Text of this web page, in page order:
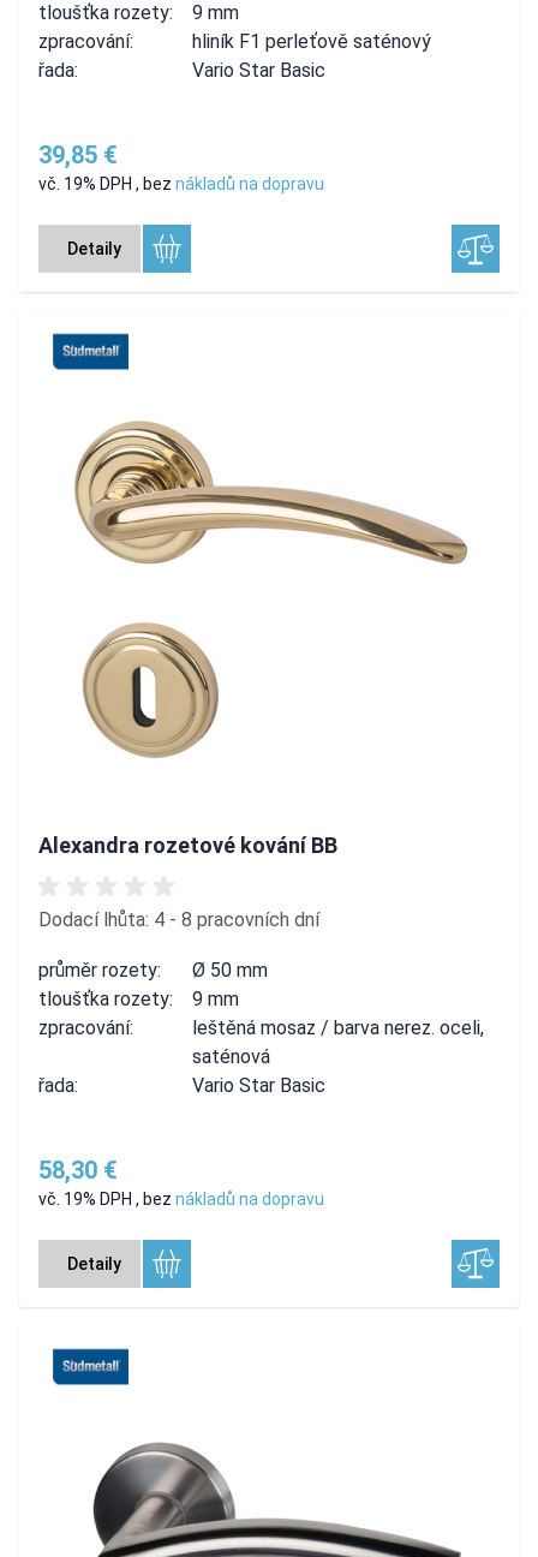
tloušťka rozety:
9 mm
zpracování:
hliník F1 perleťově saténový
řada:
Vario Star Basic
39,85 €
vč. 19% DPH , bez nákladů na dopravu
Detaily
Alexandra rozetové kování BB
Dodací lhůta: 4 - 8 pracovních dní
průměr rozety:
Ø 50 mm
tloušťka rozety:
9 mm
zpracování:
leštěná mosaz / barva nerez. oceli,
saténová
řada:
Vario Star Basic
58,30 €
vč. 19% DPH , bez nákladů na dopravu
Detaily